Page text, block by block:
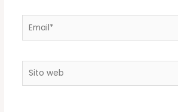
Email*
Sito
web